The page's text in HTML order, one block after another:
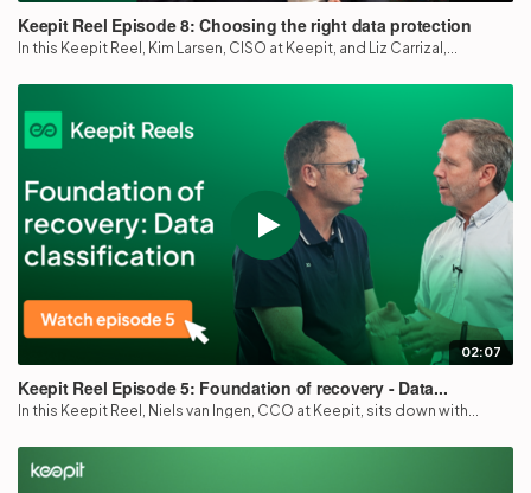
Keepit Reel Episode 8: Choosing the right data protection
In this Keepit Reel, Kim Larsen, CISO at Keepit, and Liz Carrizal,...
02:07
Keepit Reel Episode 5: Foundation of recovery - Data...
In this Keepit Reel, Niels van Ingen, CCO at Keepit, sits down with...